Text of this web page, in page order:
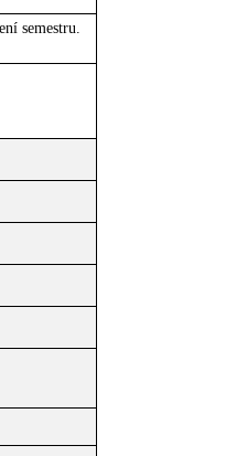
semestru.